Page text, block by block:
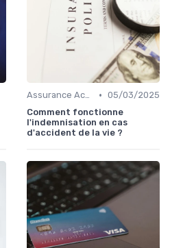
Assurance Accident • 05/03/2025
Comment fonctionne
l'indemnisation en cas
d'accident de la vie ?